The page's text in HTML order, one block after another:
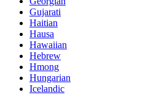
Gujarati
Haitian
Hausa
Hawaiian
Hebrew
Hmong
Hungarian
Icelandic